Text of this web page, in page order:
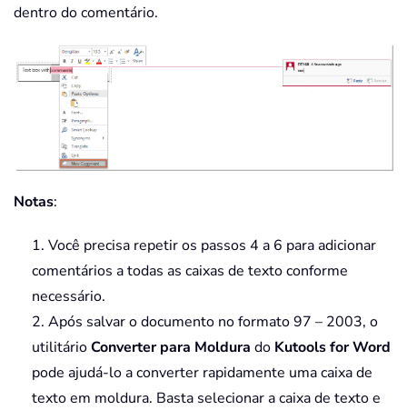
dentro do comentário.
Notas:
1. Você precisa repetir os passos 4 a 6 para adicionar
comentários a todas as caixas de texto conforme
necessário.
2. Após salvar o documento no formato 97 – 2003, o
utilitárioConverter para Moldura do Kutools for Word
pode ajudá-lo a converter rapidamente uma caixa de
texto em moldura. Basta selecionar a caixa de texto e